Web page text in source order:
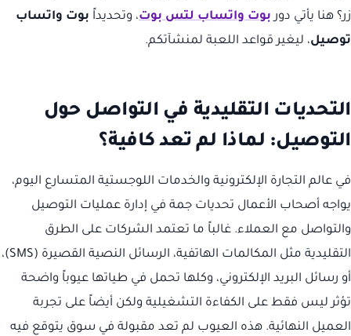
زر؟ هنا يأتي دور بوت واتساب لتس بوت، وتحديداً بوت واتساب
توصيل، ليغير قواعد اللعبة لمنشآتكم.
التحديات التقليدية في التواصل حول
التوصيل: لماذا لم تعد كافية؟
في عالم التجارة الإلكترونية والخدمات اللوجستية المتسارع اليوم،
يواجه أصحاب الأعمال تحديات جمة في إدارة عمليات التوصيل
والتواصل مع العملاء. غالباً ما تعتمد الشركات على الطرق
التقليدية مثل المكالمات الهاتفية، الرسائل النصية القصيرة (SMS)،
أو رسائل البريد الإلكتروني، وكلها تحمل في طياتها عيوباً واضحة
تؤثر ليس فقط على الكفاءة التشغيلية ولكن أيضاً على تجربة
العميل النهائية. هذه العيوب لم تعد مقبولة في سوق يتوقع فيه